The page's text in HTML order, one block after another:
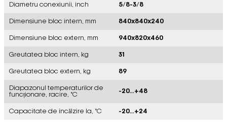
Diametru conexiunii, inch 5/8-3/8
Dimensiune bloc intern, mm 840x840x240
Dimensiune bloc extern, mm 940x820x460
Greutatea bloc intern, kg 31
Greutatea bloc extern, kg 89
Diapazonul temperaturilor de
funcționare, racire, °C
-20...+48
Capacitate de încălzire la, °C -20...+24